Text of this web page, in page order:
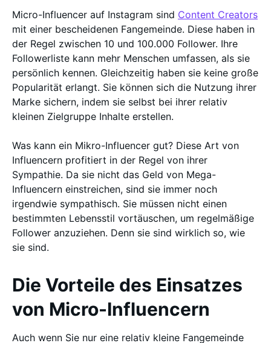
Micro-Influencer auf Instagram sind Content Creators
mit einer bescheidenen Fangemeinde. Diese haben in
der Regel zwischen 10 und 100.000 Follower. Ihre
Followerliste kann mehr Menschen umfassen, als sie
persönlich kennen. Gleichzeitig haben sie keine große
Popularität erlangt. Sie können sich die Nutzung ihrer
Marke sichern, indem sie selbst bei ihrer relativ
kleinen Zielgruppe Inhalte erstellen.
Was kann ein Mikro-Influencer gut? Diese Art von
Influencern profitiert in der Regel von ihrer
Sympathie. Da sie nicht das Geld von Mega-
Influencern einstreichen, sind sie immer noch
irgendwie sympathisch. Sie müssen nicht einen
bestimmten Lebensstil vortäuschen, um regelmäßige
Follower anzuziehen. Denn sie sind wirklich so, wie
sie sind.
Die Vorteile des Einsatzes
von Micro-Influencern
Auch wenn Sie nur eine relativ kleine Fangemeinde